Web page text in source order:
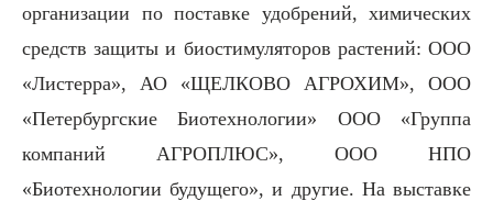
организации по поставке удобрений, химических
средств защиты и биостимуляторов растений: ООО
«Листерра», АО «ЩЕЛКОВО АГРОХИМ», ООО
«Петербургские Биотехнологии» ООО «Группа
компаний АГРОПЛЮС», ООО НПО
«Биотехнологии будущего», и другие. На выставке